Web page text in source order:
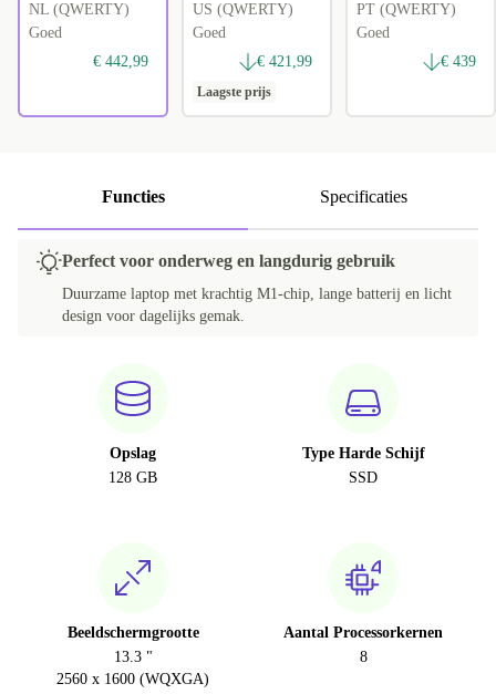
NL (QWERTY)
Goed
€ 442,99
US (QWERTY)
Goed
€ 421,99
Laagste prijs
PT (QWERTY)
Goed
€ 439
Functies Specificaties
Perfect voor onderweg en langdurig gebruik
Duurzame laptop met krachtig M1-chip, lange batterij en licht
design voor dagelijks gemak.
Opslag
128 GB
Type Harde Schijf
SSD
Beeldschermgrootte
13.3 "
2560 x 1600 (WQXGA)
Aantal Processorkernen
8